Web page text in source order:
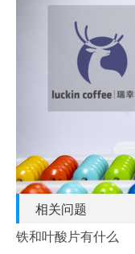
相关问题
铁和叶酸片有什么